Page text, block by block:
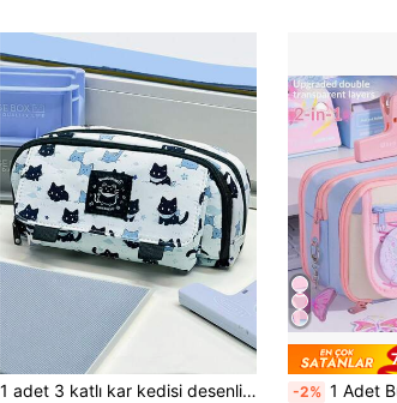
1 adet 3 katlı kar kedisi desenli kalem kutusu, gizli tokalı yaratıcı açılır kapak tasarımı, yumuşak polyester malzeme, suluboya kalemleri veya keçeli kalemleri saklamak için uygun, sanat öğrencileri veya okula dönüş için ideal.
-2% 1 Adet Büyük Kapasiteli Kalem Kutusu, Minimalist Japon Stili Kalem Kutusu, Sevimli Pembe ve